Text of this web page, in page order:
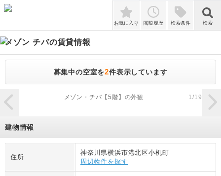
検索
お気に入り 閲覧履歴 検索条件 検索
メゾン チバの賃貸情報
募集中の空室を2件表示しています
zoom_in
メゾン・チバ【5階】の外観 1/19
建物情報
住所
神奈川県横浜市港北区小机町
周辺物件を探す